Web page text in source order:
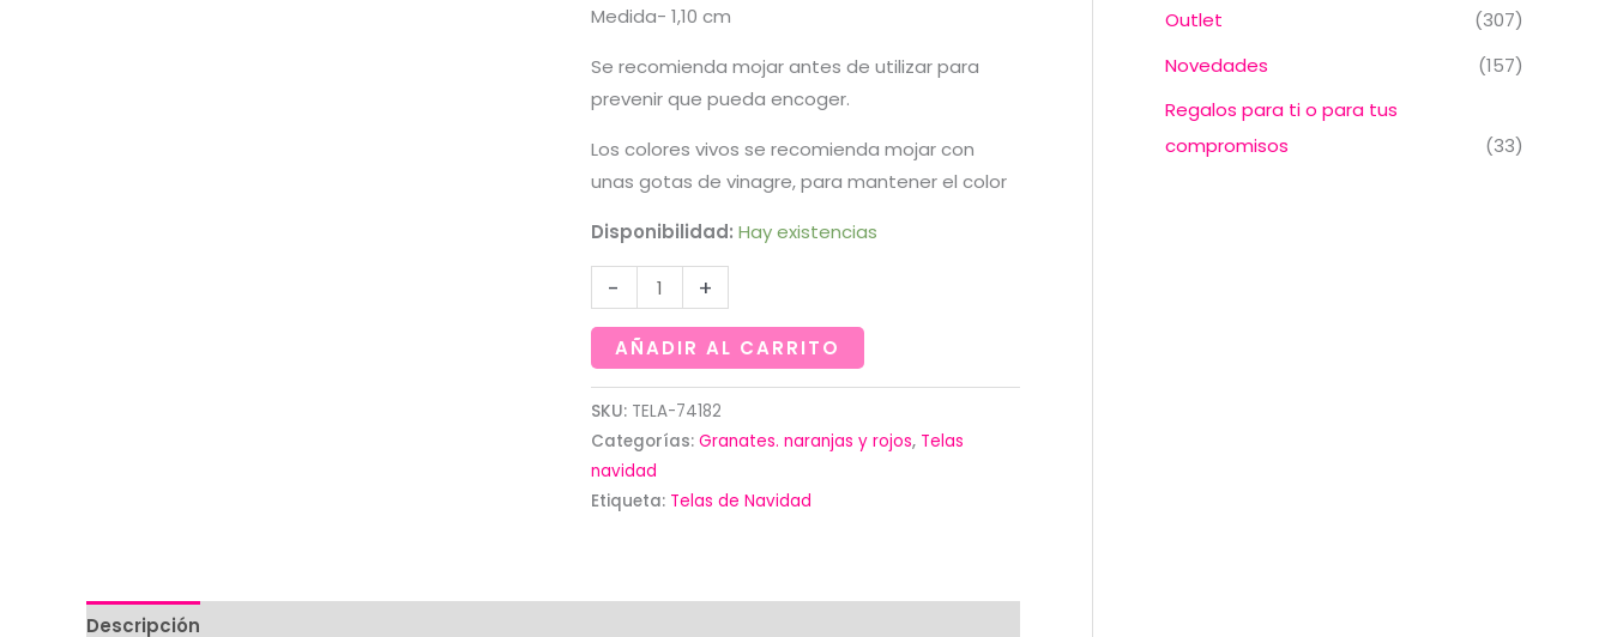
Medida- 1,10 cm
Se recomienda mojar antes de utilizar para
prevenir que pueda encoger.
Los colores vivos se recomienda mojar con
unas gotas de vinagre, para mantener el color
Disponibilidad: Hay existencias
-
Tela
con
caras
Papa
Noel
con
regalos
cantidad
+
AÑADIR AL CARRITO
SKU: TELA-74182
Categorías: Granates. naranjas y rojos, Telas
navidad
Etiqueta: Telas de Navidad
Descripción
Outlet
(307)
Novedades
(157)
Regalos para ti o para tus
compromisos
(33)